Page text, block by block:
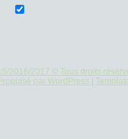
2016/2017 © Tous droits
par WordPress